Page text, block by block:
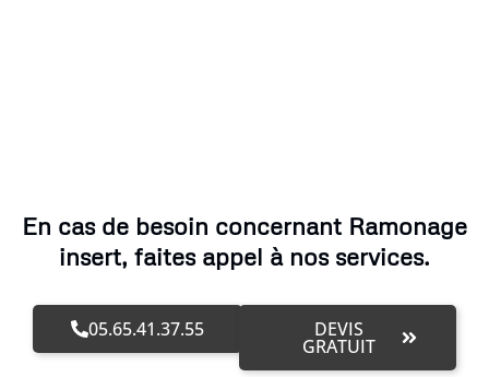
En cas de besoin concernant Ramonage
insert, faites appel à nos services.
05.65.41.37.55 DEVIS
GRATUIT